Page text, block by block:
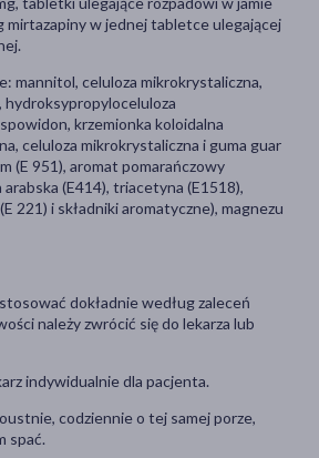
mirtazapiny w jednej tabletce ulegającej
mannitol, celuloza mikrokrystaliczna,
hydroksypropyloceluloza
krzemionka koloidalna
celuloza mikrokrystaliczna i guma guar
(E 951), aromat pomarańczowy
(E414), triacetyna (E1518),
221) i składniki aromatyczne), magnezu
dokładnie według zaleceń
należy zwrócić się do lekarza lub
indywidualnie dla pacjenta.
codziennie o tej samej porze,
spać.